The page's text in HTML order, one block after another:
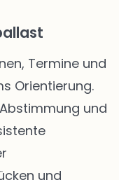
Termine und
Orientierung.
und
und